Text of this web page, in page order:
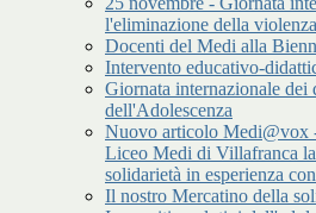
l'eliminazione della
Docenti del Medi alla
Intervento educativo-
Giornata internazionale
dell'Adolescenza
Nuovo articolo Medi@vox
Liceo Medi di Villafranca
solidarietà in esperienza
Il nostro Mercatino della